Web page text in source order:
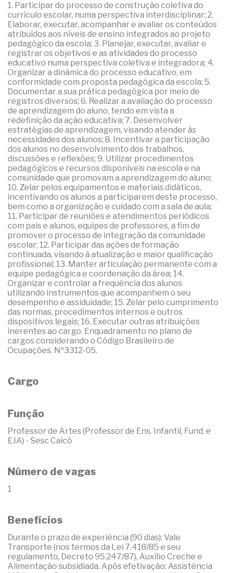
1. Participar do processo de construção coletiva do
currículo escolar, numa perspectiva interdisciplinar; 2.
Elaborar, executar, acompanhar e avaliar os conteúdos
atribuídos aos níveis de ensino integrados ao projeto
pedagógico da escola; 3. Planejar, executar, avaliar e
registrar os objetivos e as atividades do processo
educativo numa perspectiva coletiva e integradora; 4.
Organizar a dinâmica do processo educativo, em
conformidade com proposta pedagógica da escola; 5.
Documentar a sua prática pedagógica por meio de
registros diversos; 6. Realizar a avaliação do processo
de aprendizagem do aluno, tendo em vista a
redefinição da ação educativa; 7. Desenvolver
estratégias de aprendizagem, visando atender às
necessidades dos alunos; 8. Incentivar a participação
dos alunos no desenvolvimento dos trabalhos,
discussões e reflexões; 9. Utilizar procedimentos
pedagógicos e recursos disponíveis na escola e na
comunidade que promovam a aprendizagem do aluno;
10. Zelar pelos equipamentos e materiais didáticos,
incentivando os alunos a participarem deste processo,
bem como a organização e cuidado com a sala de aula;
11. Participar de reuniões e atendimentos periódicos
com pais e alunos, equipes de professores, a fim de
promover o processo de integração da comunidade
escolar; 12. Participar das ações de formação
continuada, visando à atualização e maior qualificação
profissional; 13. Manter articulação permanente com a
equipe pedagógica e coordenação da área; 14.
Organizar e controlar a frequência dos alunos
utilizando instrumentos que acompanhem o seu
desempenho e assiduidade; 15. Zelar pelo cumprimento
das normas, procedimentos internos e outros
dispositivos legais; 16. Executar outras atribuições
inerentes ao cargo. Enquadramento no plano de
cargos considerando o Código Brasileiro de
Ocupações. Nº3312-05.
Cargo
Função
Professor de Artes (Professor de Ens. Infantil, Fund. e
EJA) - Sesc Caicó
Número de vagas
1
Benefícios
Durante o prazo de experiência (90 dias): Vale
Transporte (nos termos da Lei 7.418/85 e seu
regulamento, Decreto 95.247/87), Auxílio Creche e
Alimentação subsidiada. Após efetivação: Assistência